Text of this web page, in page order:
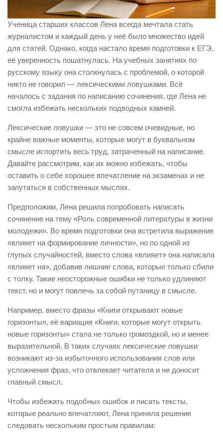
Ученица старших классов Лена всегда мечтала стать
журналистом и каждый день у неё было множество идей
для статей. Однако, когда настало время подготовки к ЕГЭ,
её уверенность пошатнулась. На учебных занятиях по
русскому языку она столкнулась с проблемой, о которой
никто не говорил — лексическими ловушками. Всё
началось с задания по написанию сочинения, где Лена не
смогла избежать нескольких подводных камней.
Лексические ловушки — это не совсем очевидные, но
крайне важные моменты, которые могут в буквальном
смысле испортить весь труд, затраченный на написание.
Давайте рассмотрим, как их можно избежать, чтобы
оставить о себе хорошее впечатление на экзаменах и не
запутаться в собственных мыслях.
Предположим, Лена решила попробовать написать
сочинение на тему «Роль современной литературы в жизни
молодежи». Во время подготовки она встретила выражение
«влияет на формирование личности», но по одной из
глупых случайностей, вместо слова «влияет» она написала
«влияет на», добавив лишние слова, которые только сбили
с толку. Такие неосторожные ошибки не только удлиняют
текст, но и могут повлечь за собой путаницу в смысле.
Например, вместо фразы «Книги открывают новые
горизонты», её вариация «Книги, которые могут открыть
новые горизонты» стала не только громоздкой, но и менее
выразительной. В таких случаях лексические ловушки
возникают из-за избыточного использования слов или
усложнения фраз, что отвлекает читателя и не доносит
главный смысл.
Чтобы избежать подобных ошибок и писать тексты,
которые реально впечатляют, Лена приняла решение
следовать нескольким простым правилам: